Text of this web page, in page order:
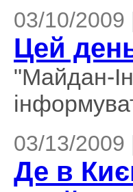
03/10/
Цей
"Майдан-
03/13/2009
Де в